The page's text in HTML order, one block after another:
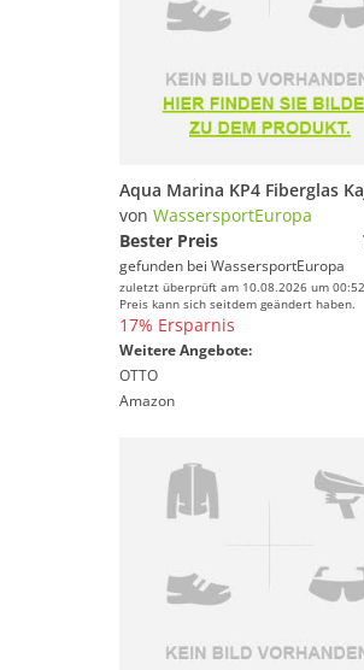
von WassersportEuropa
Bester Preis
gefunden bei WassersportEuropa
zuletzt überprüft am 10.08.2026 um
Preis kann sich seitdem geändert haben.
17% Ersparnis
Weitere Angebote:
OTTO
Amazon